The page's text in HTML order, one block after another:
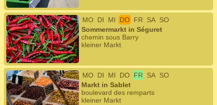
MO DI MI DO FR SA SO
Sommermarkt in Séguret
chemin sous Barry
kleiner Markt
MO DI MI DO FR SA SO
Markt in Sablet
boulevard des remparts
kleiner Markt